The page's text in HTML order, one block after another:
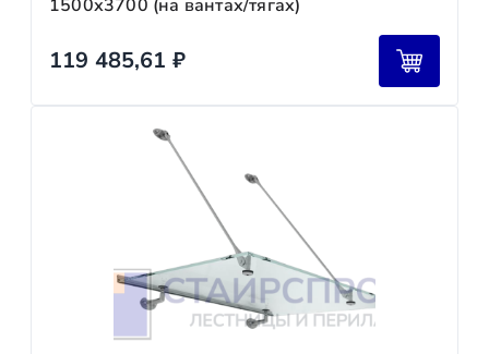
1500х3700 (на вантах/тягах)
119 485,61 ₽